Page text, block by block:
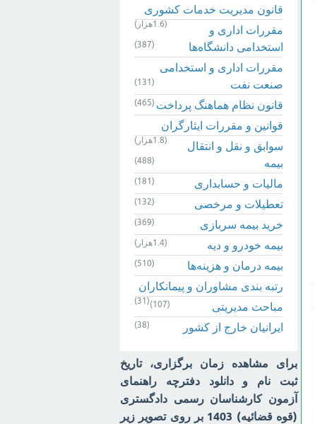
قانون مدیریت خدمات کشوری
(1.6هزار)
مقررات اداری و
استخدامی دانشگاه‌ها
(387)
مقررات اداری و استخدامی
صنعت نفت
(131)
قانون نظام هماهنگ پرداخت (465)
قوانین و مقررات ایثارگران
(1.8هزار)
سوابق و نقل و انتقال
بیمه‌
(488)
مالیات و حسابداری (181)
تعطیلات و مرخصی (132)
خرید بیمه سربازی (369)
بیمه خودرو و دیه (1.4هزار)
بیمه درمان و هزینه‌ها (510)
رتبه بندی مشاوران و پیمانکاران
(31) مباحث مدیریتی (107)
ایرانیان خارج از کشور (38)
برای مشاهده زمان برگزاری، تاریخ
ثبت نام و دانلود دفترچه راهنمای
آزمون کارشناسان رسمی دادگستری
(قوه قضائیه) 1403 بر روی تصویر زیر